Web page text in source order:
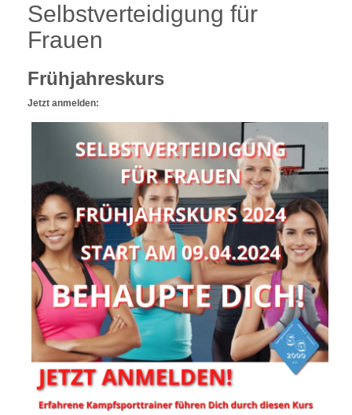
Selbstverteidigung für
Frauen
Frühjahreskurs
Jetzt anmelden: